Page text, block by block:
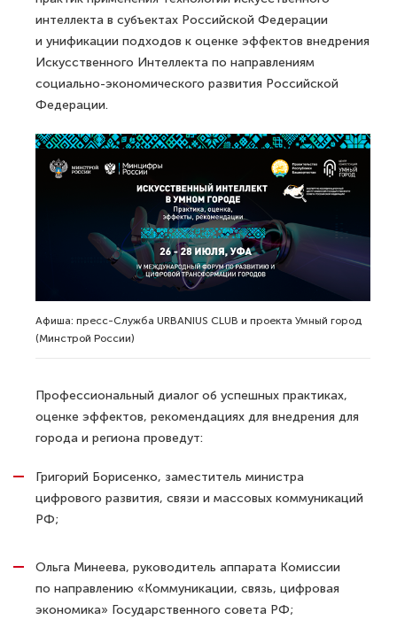
интеллекта в субъектах Российской Федерации
и унификации подходов к оценке эффектов внедрения
Искусственного Интеллекта по направлениям
социально-экономического развития Российской
Федерации.
Афиша: пресс-Служба URBANIUS CLUB и проекта Умный город
(Минстрой России)
Профессиональный диалог об успешных практиках,
оценке эффектов, рекомендациях для внедрения для
города и региона проведут:
Григорий Борисенко, заместитель министра
цифрового развития, связи и массовых коммуникаций
РФ;
Ольга Минеева, руководитель аппарата Комиссии
по направлению «Коммуникации, связь, цифровая
экономика» Государственного совета РФ;